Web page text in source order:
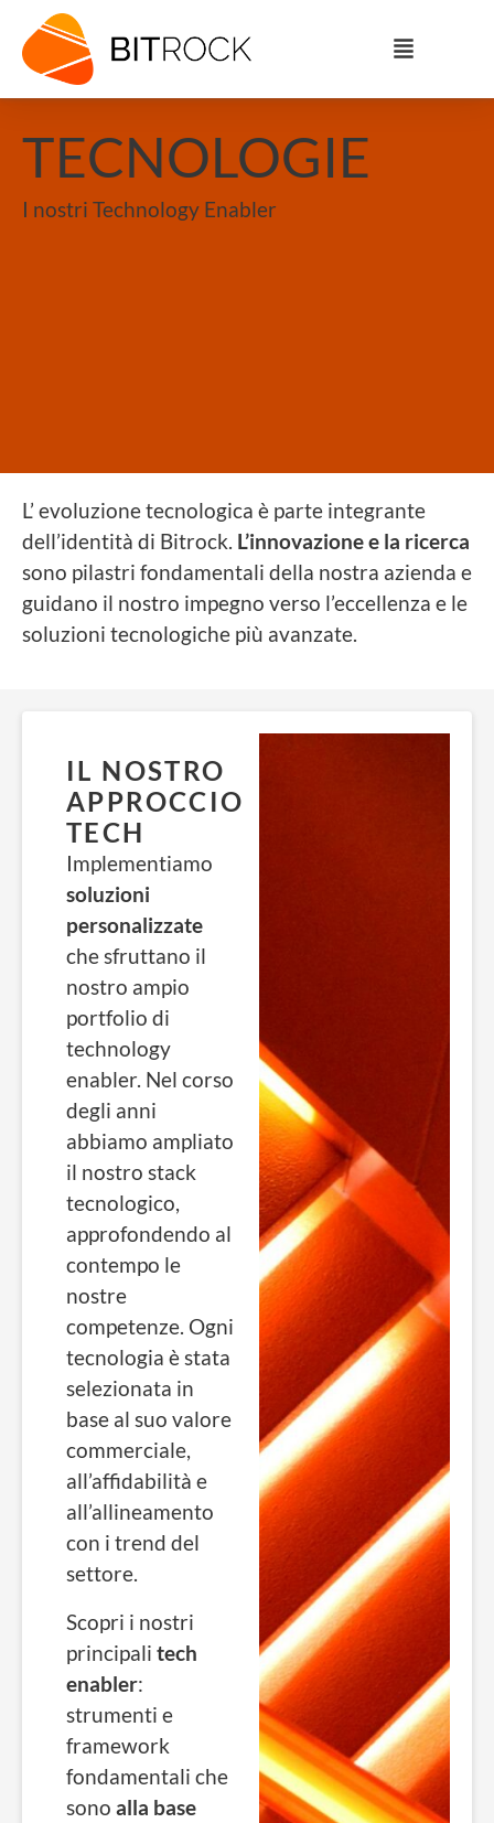
TECNOLOGIE
I nostri Technology Enabler
L’ evoluzione tecnologica è parte integrante
dell’identità di Bitrock. L’innovazione e la ricerca
sono pilastri fondamentali della nostra azienda e
guidano il nostro impegno verso l’eccellenza e le
soluzioni tecnologiche più avanzate.
IL NOSTRO
APPROCCIO
TECH
Implementiamo
soluzioni
personalizzate
che sfruttano il
nostro ampio
portfolio di
technology
enabler. Nel corso
degli anni
abbiamo ampliato
il nostro stack
tecnologico,
approfondendo al
contempo le
nostre
competenze. Ogni
tecnologia è stata
selezionata in
base al suo valore
commerciale,
all’affidabilità e
all’allineamento
con i trend del
settore.
Scopri i nostri
principali tech
enabler:
strumenti e
framework
fondamentali che
sono alla base